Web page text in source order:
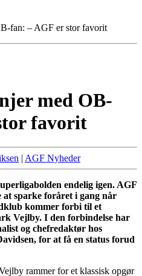
fan: – AGF er stor favorit
med OB-
favorit
| AGF Nyheder
endelig igen. AGF
at sparke foråret i gang når
kommer forbi til et
Vejlby. I den forbindelse har
og chefredaktør hos
for at få en status forud
rammer for et klassisk opgør